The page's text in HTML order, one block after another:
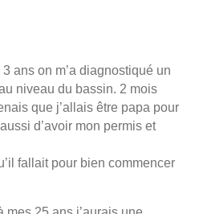
ans on m’a diagnostiqué un
niveau du bassin. 2 mois
que j’allais être papa pour
d’avoir mon permis et
fallait pour bien commencer